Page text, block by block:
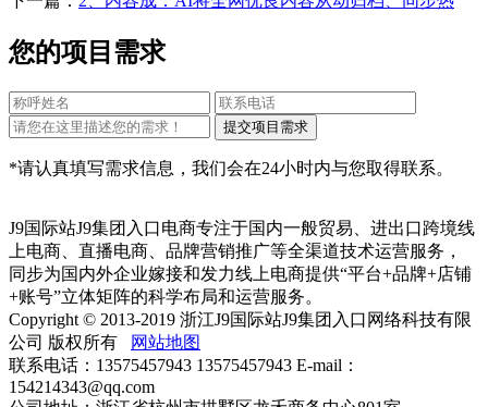
您的项目需求
*请认真填写需求信息，我们会在24小时内与您取得联系。
J9国际站J9集团入口电商专注于国内一般贸易、进出口跨境线
上电商、直播电商、品牌营销推广等全渠道技术运营服务，
同步为国内外企业嫁接和发力线上电商提供“平台+品牌+店铺
+账号”立体矩阵的科学布局和运营服务。
Copyright © 2013-2019 浙江J9国际站J9集团入口网络科技有限
公司 版权所有
网站地图
联系电话：13575457943 13575457943 E-mail：
154214343@qq.com